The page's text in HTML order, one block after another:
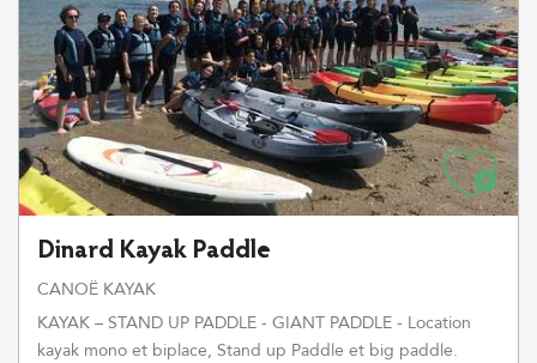
Dinard Kayak Paddle
CANOË KAYAK
KAYAK – STAND UP PADDLE - GIANT PADDLE - Location
kayak mono et biplace, Stand up Paddle et big paddle.